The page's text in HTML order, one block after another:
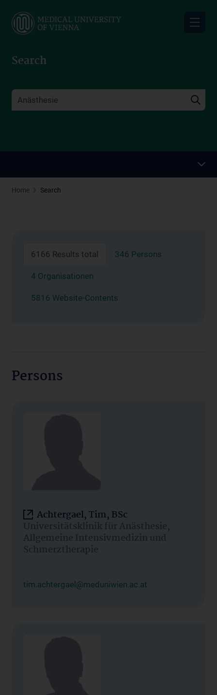
main
Search
Home Search
6166 Results total 346 Persons
4 Organisationen
5816 Website-Contents
Persons
Achtergael, Tim, BSc
Universitätsklinik für Anästhesie,
Allgemeine Intensivmedizin und
Schmerztherapie
tim.achtergael@meduniwien.ac.at